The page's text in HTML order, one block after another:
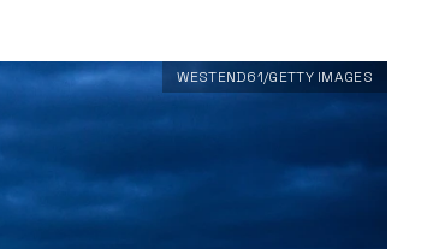
WESTEND61/GETTY IMAGES